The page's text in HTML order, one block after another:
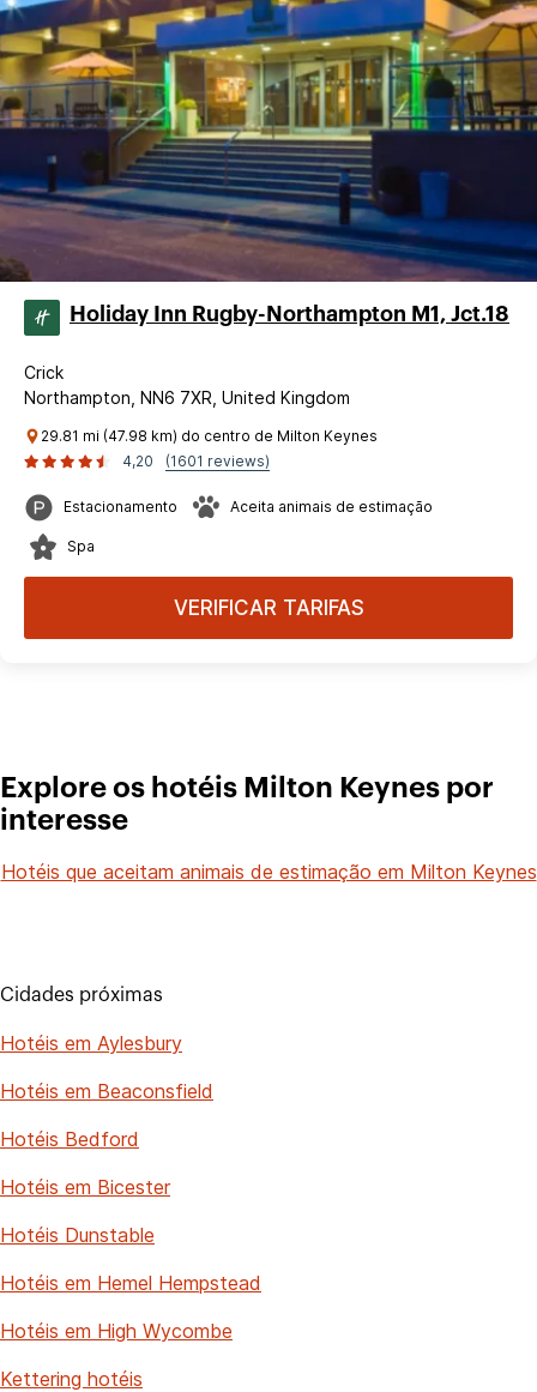
Holiday Inn Rugby-Northampton M1, Jct.18
Crick
Northampton, NN6 7XR, United Kingdom
29.81 mi (47.98 km) do centro de Milton Keynes
4,20
(1601 reviews)
Estacionamento Aceita animais de estimação
Spa
VERIFICAR TARIFAS
Explore os hotéis Milton Keynes por
interesse
Hotéis que aceitam animais de estimação em Milton Keynes
Cidades próximas
Hotéis em Aylesbury
Hotéis em Beaconsfield
Hotéis Bedford
Hotéis em Bicester
Hotéis Dunstable
Hotéis em Hemel Hempstead
Hotéis em High Wycombe
Kettering hotéis